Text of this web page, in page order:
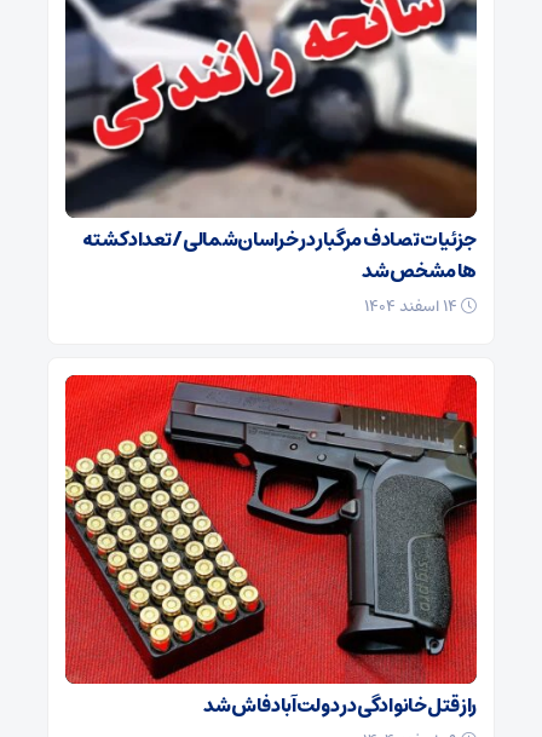
جزئیات تصادف مرگبار در خراسان‌شمالی/ تعداد کشته
ها مشخص شد
راز قتل خانوادگی در دولت‌آباد فاش شد